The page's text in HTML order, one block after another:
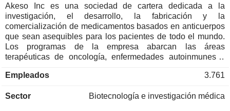
Akeso Inc es una sociedad de cartera dedicada a la
investigación, el desarrollo, la fabricación y la
comercialización de medicamentos basados en anticuerpos
que sean asequibles para los pacientes de todo el mundo.
Los programas de la empresa abarcan las áreas
terapéuticas de oncología, enfermedades autoinmunes y
principalmente cadonilimab (PD-1/CTLA-4), ivonescimab
(AK109, VEGFR-2), ANNIKO (penpulimab, PD-1) y
Empleados 3.761
Sector Biotecnología e investigación médica